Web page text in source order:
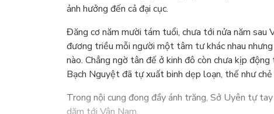
ảnh hưởng đến cả đại cục.
Đăng cơ năm mười tám tuổi, chưa tới nửa năm sau
đương triều mỗi người một tâm tư khác nhau
nào. Chẳng ngờ tân đế ở kinh đô còn chưa kịp
Bạch Nguyệt đã tự xuất binh dẹp loạn, thế như
Trong nội cung đong đầy ánh trăng, Sở Uyên tự